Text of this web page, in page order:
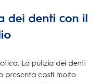
dei denti con il
La pulizia dei denti
presenta costi molto